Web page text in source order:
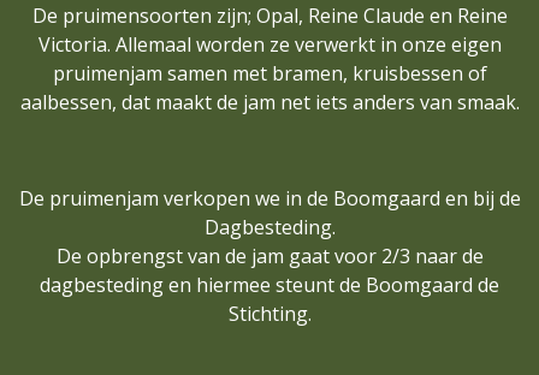
De pruimensoorten zijn; Opal, Reine Claude en Reine
Victoria. Allemaal worden ze verwerkt in onze eigen
pruimenjam samen met bramen, kruisbessen of
aalbessen, dat maakt de jam net iets anders van smaak.
De pruimenjam verkopen we in de Boomgaard en bij de
Dagbesteding.
De opbrengst van de jam gaat voor 2/3 naar de
dagbesteding en hiermee steunt de Boomgaard de
Stichting.